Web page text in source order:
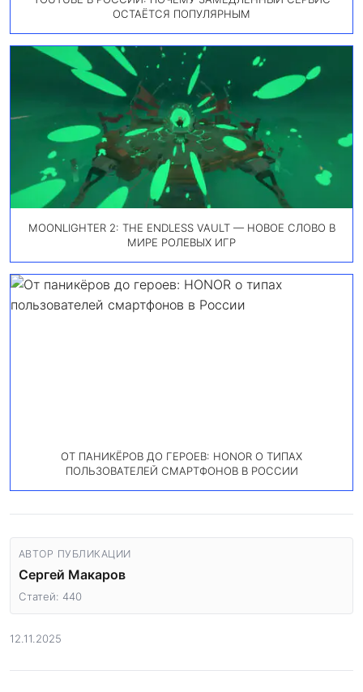
ОСТАЁТСЯ ПОПУЛЯРНЫМ
MOONLIGHTER 2: THE ENDLESS VAULT — НОВОЕ СЛОВО В
МИРЕ РОЛЕВЫХ ИГР
ОТ ПАНИКЁРОВ ДО ГЕРОЕВ: HONOR О ТИПАХ
ПОЛЬЗОВАТЕЛЕЙ СМАРТФОНОВ В РОССИИ
АВТОР ПУБЛИКАЦИИ
Сергей Макаров
Статей: 440
12.11.2025